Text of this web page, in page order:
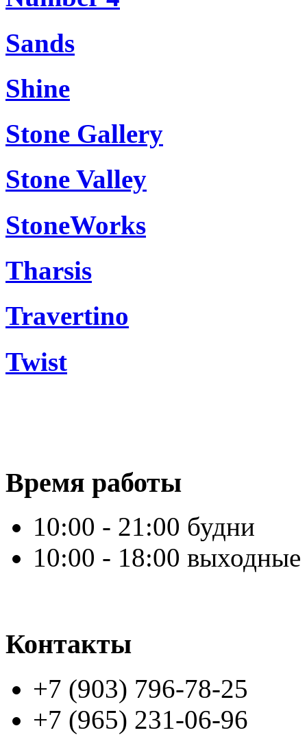
Sands
Shine
Stone Gallery
Stone Valley
StoneWorks
Tharsis
Travertino
Twist
Время работы
10:00 - 21:00 будни
10:00 - 18:00 выходные
Контакты
+7 (903) 796-78-25
+7 (965) 231-06-96